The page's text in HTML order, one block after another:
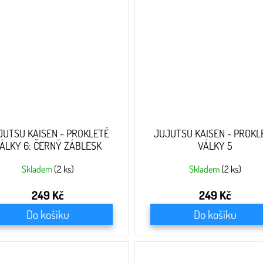
KAISEN - PROKLETÉ
6: ČERNÝ ZÁBLESK
Skladem (2 ks)
249 Kč
Do košíku
JUJUTSU KAISEN -
VÁLKY 5
Skladem (2 ks)
249 Kč
Do košíku